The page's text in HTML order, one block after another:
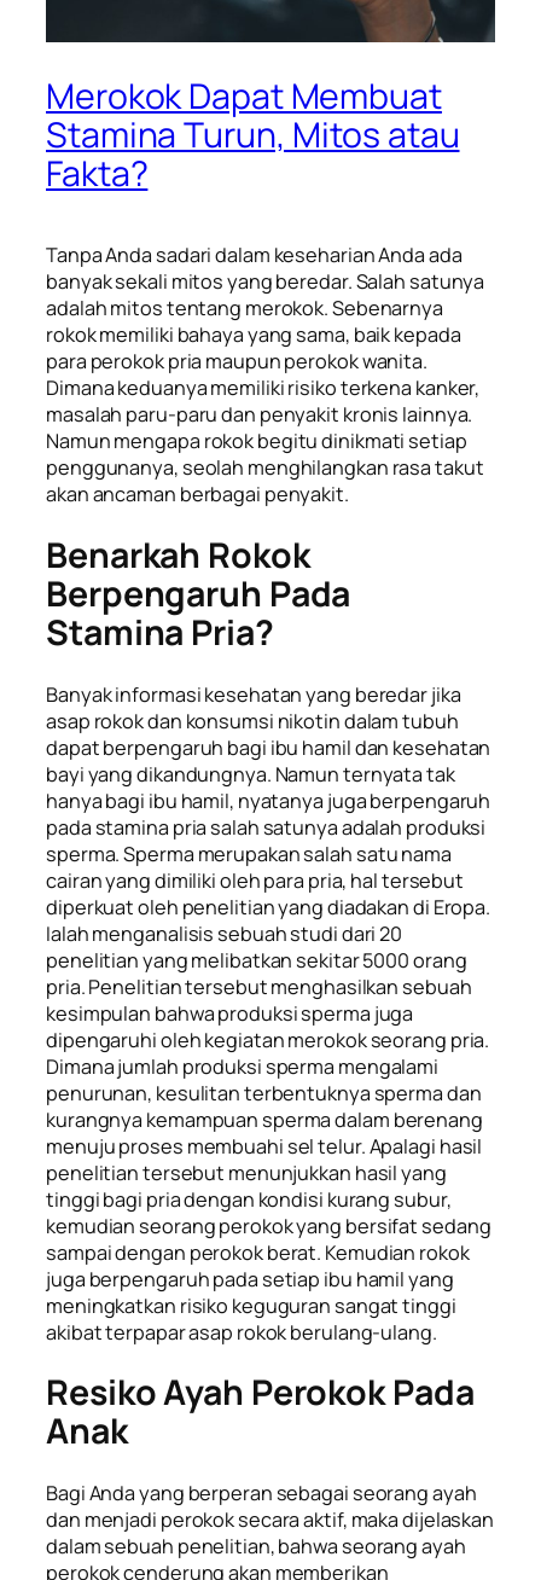
Merokok Dapat Membuat
Stamina Turun, Mitos atau
Fakta?
Tanpa Anda sadari dalam keseharian Anda ada
banyak sekali mitos yang beredar. Salah satunya
adalah mitos tentang merokok. Sebenarnya
rokok memiliki bahaya yang sama, baik kepada
para perokok pria maupun perokok wanita.
Dimana keduanya memiliki risiko terkena kanker,
masalah paru-paru dan penyakit kronis lainnya.
Namun mengapa rokok begitu dinikmati setiap
penggunanya, seolah menghilangkan rasa takut
akan ancaman berbagai penyakit.
Benarkah Rokok
Berpengaruh Pada
Stamina Pria?
Banyak informasi kesehatan yang beredar jika
asap rokok dan konsumsi nikotin dalam tubuh
dapat berpengaruh bagi ibu hamil dan kesehatan
bayi yang dikandungnya. Namun ternyata tak
hanya bagi ibu hamil, nyatanya juga berpengaruh
pada stamina pria salah satunya adalah produksi
sperma. Sperma merupakan salah satu nama
cairan yang dimiliki oleh para pria, hal tersebut
diperkuat oleh penelitian yang diadakan di Eropa.
Ialah menganalisis sebuah studi dari 20
penelitian yang melibatkan sekitar 5000 orang
pria. Penelitian tersebut menghasilkan sebuah
kesimpulan bahwa produksi sperma juga
dipengaruhi oleh kegiatan merokok seorang pria.
Dimana jumlah produksi sperma mengalami
penurunan, kesulitan terbentuknya sperma dan
kurangnya kemampuan sperma dalam berenang
menuju proses membuahi sel telur. Apalagi hasil
penelitian tersebut menunjukkan hasil yang
tinggi bagi pria dengan kondisi kurang subur,
kemudian seorang perokok yang bersifat sedang
sampai dengan perokok berat. Kemudian rokok
juga berpengaruh pada setiap ibu hamil yang
meningkatkan risiko keguguran sangat tinggi
akibat terpapar asap rokok berulang-ulang.
Resiko Ayah Perokok Pada
Anak
Bagi Anda yang berperan sebagai seorang ayah
dan menjadi perokok secara aktif, maka dijelaskan
dalam sebuah penelitian, bahwa seorang ayah
perokok cenderung akan memberikan